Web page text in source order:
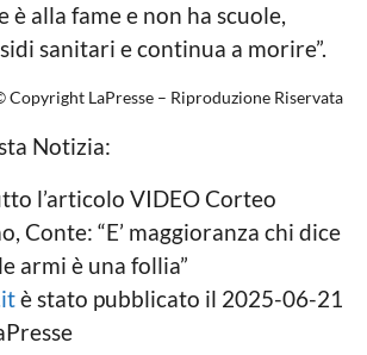
è alla fame e non ha scuole,
sanitari e continua a morire”.
Copyright LaPresse – Riproduzione Riservata
Notizia:
l’articolo VIDEO Corteo
Conte: “E’ maggioranza chi dice
armi è una follia”
è stato pubblicato il 2025-06-21